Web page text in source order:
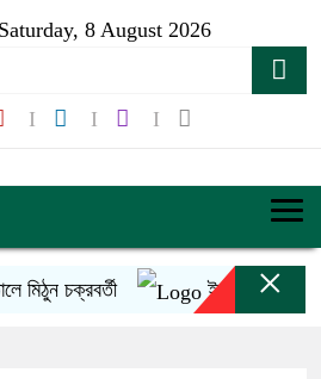
8 August 2026
চক্রবর্তী ইনফান্তিনোর×